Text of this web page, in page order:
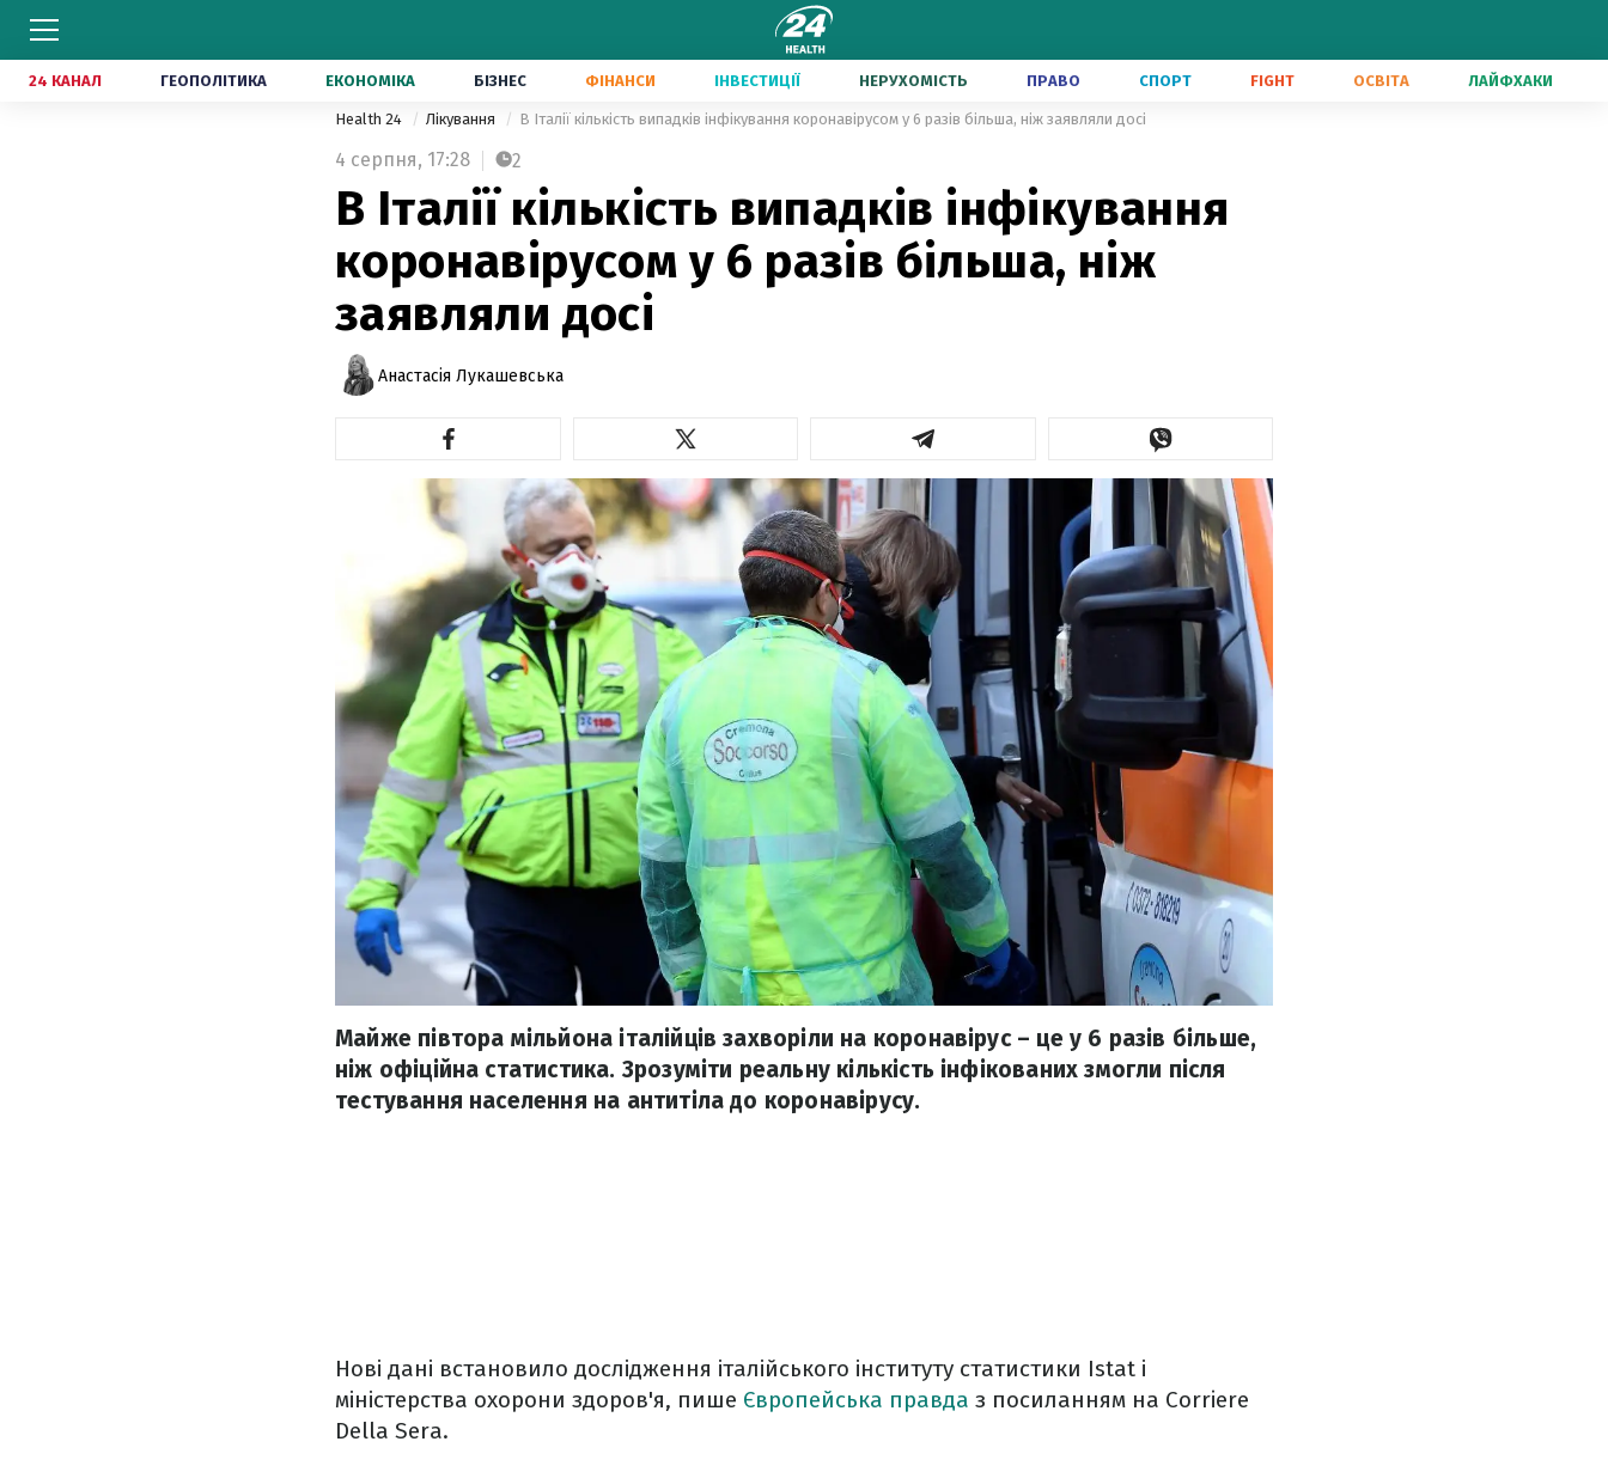
24 КАНАЛ ГЕОПОЛІТИКА ЕКОНОМІКА БІЗНЕС ФІНАНСИ ІНВЕСТИЦІЇ НЕРУХОМІСТЬ ПРАВО СПОРТ FIGHT ОСВІТА ЛАЙФХАКИ
Health 24 Лікування В Італії кількість випадків інфікування коронавірусом у 6 разів більша, ніж заявляли досі
4 серпня, 17:28 2
В Італії кількість випадків інфікування
коронавірусом у 6 разів більша, ніж
заявляли досі
Анастасія Лукашевська
Майже півтора мільйона італійців захворіли на коронавірус – це у 6 разів більше,
ніж офіційна статистика. Зрозуміти реальну кількість інфікованих змогли після
тестування населення на антитіла до коронавірусу.
Нові дані встановило дослідження італійського інституту статистики Istat і
міністерства охорони здоров'я, пише Європейська правда з посиланням на Corriere
Della Sera.